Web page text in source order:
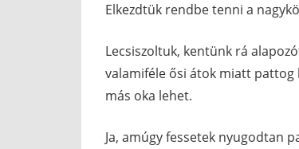
Elkezdtük rendbe tenni a
Lecsiszoltuk, kentünk rá
valamiféle ősi átok miatt pattog
más oka lehet.
Ja, amúgy fessetek nyugodtan